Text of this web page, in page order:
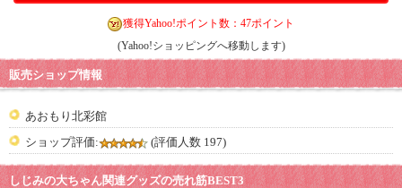
獲得Yahoo!ポイント数：47ポイント
(Yahoo!ショッピングへ移動します)
販売ショップ情報
あおもり北彩館
ショップ評価:
(評価人数 197)
しじみの大ちゃん関連グッズの売れ筋BEST3